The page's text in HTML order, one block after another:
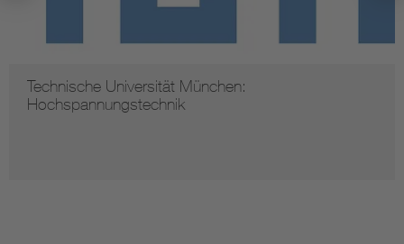
Technische Universität München:
Hochspannungstechnik